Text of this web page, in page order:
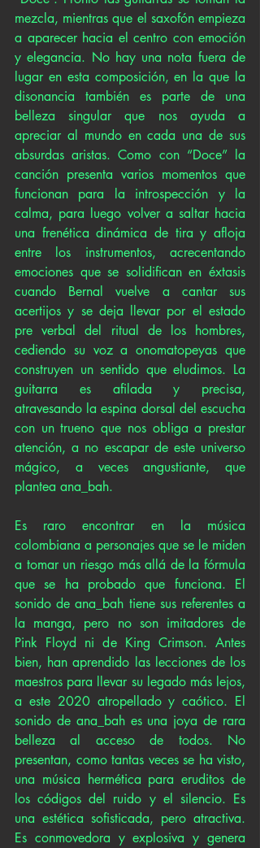
mezcla, mientras que el saxofón empieza
a aparecer hacia el centro con emoción
y elegancia. No hay una nota fuera de
lugar en esta composición, en la que la
disonancia también es parte de una
belleza singular que nos ayuda a
apreciar al mundo en cada una de sus
absurdas aristas. Como con “Doce” la
canción presenta varios momentos que
funcionan para la introspección y la
calma, para luego volver a saltar hacia
una frenética dinámica de tira y afloja
entre los instrumentos, acrecentando
emociones que se solidifican en éxtasis
cuando Bernal vuelve a cantar sus
acertijos y se deja llevar por el estado
pre verbal del ritual de los hombres,
cediendo su voz a onomatopeyas que
construyen un sentido que eludimos. La
guitarra es afilada y precisa,
atravesando la espina dorsal del escucha
con un trueno que nos obliga a prestar
atención, a no escapar de este universo
mágico, a veces angustiante, que
plantea ana_bah.
Es raro encontrar en la música
colombiana a personajes que se le miden
a tomar un riesgo más allá de la fórmula
que se ha probado que funciona. El
sonido de ana_bah tiene sus referentes a
la manga, pero no son imitadores de
Pink Floyd ni de King Crimson. Antes
bien, han aprendido las lecciones de los
maestros para llevar su legado más lejos,
a este 2020 atropellado y caótico. El
sonido de ana_bah es una joya de rara
belleza al acceso de todos. No
presentan, como tantas veces se ha visto,
una música hermética para eruditos de
los códigos del ruido y el silencio. Es
una estética sofisticada, pero atractiva.
Es conmovedora y explosiva y genera